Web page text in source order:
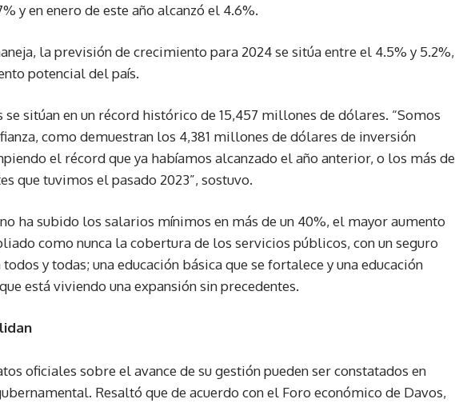
y en enero de este año alcanzó el 4.6%.
la previsión de crecimiento para 2024 se sitúa entre el 4.5% y 5.2%,
potencial del país.
se sitúan en un récord histórico de 15,457 millones de dólares. “Somos
como demuestran los 4,381 millones de dólares de inversión
el récord que ya habíamos alcanzado el año anterior, o los más de
que tuvimos el pasado 2023”, sostuvo.
ha subido los salarios mínimos en más de un 40%, el mayor aumento
como nunca la cobertura de los servicios públicos, con un seguro
y todas; una educación básica que se fortalece y una educación
está viviendo una expansión sin precedentes.
oficiales sobre el avance de su gestión pueden ser constatados en
Resaltó que de acuerdo con el Foro económico de Davos,